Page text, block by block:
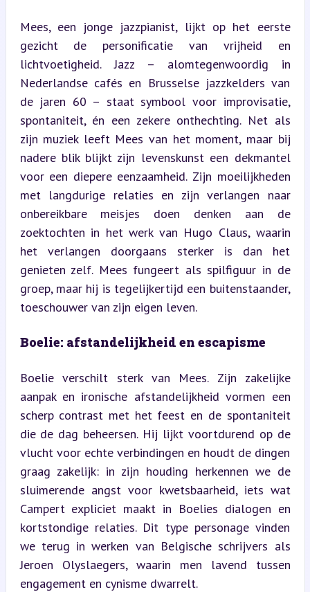
Mees, een jonge jazzpianist, lijkt op het eerste
gezicht de personificatie van vrijheid en
lichtvoetigheid. Jazz – alomtegenwoordig in
Nederlandse cafés en Brusselse jazzkelders van
de jaren 60 – staat symbool voor improvisatie,
spontaniteit, én een zekere onthechting. Net als
zijn muziek leeft Mees van het moment, maar bij
nadere blik blijkt zijn levenskunst een dekmantel
voor een diepere eenzaamheid. Zijn moeilijkheden
met langdurige relaties en zijn verlangen naar
onbereikbare meisjes doen denken aan de
zoektochten in het werk van Hugo Claus, waarin
het verlangen doorgaans sterker is dan het
genieten zelf. Mees fungeert als spilfiguur in de
groep, maar hij is tegelijkertijd een buitenstaander,
toeschouwer van zijn eigen leven.
Boelie: afstandelijkheid en escapisme
Boelie verschilt sterk van Mees. Zijn zakelijke
aanpak en ironische afstandelijkheid vormen een
scherp contrast met het feest en de spontaniteit
die de dag beheersen. Hij lijkt voortdurend op de
vlucht voor echte verbindingen en houdt de dingen
graag zakelijk: in zijn houding herkennen we de
sluimerende angst voor kwetsbaarheid, iets wat
Campert expliciet maakt in Boelies dialogen en
kortstondige relaties. Dit type personage vinden
we terug in werken van Belgische schrijvers als
Jeroen Olyslaegers, waarin men lavend tussen
engagement en cynisme dwarrelt.